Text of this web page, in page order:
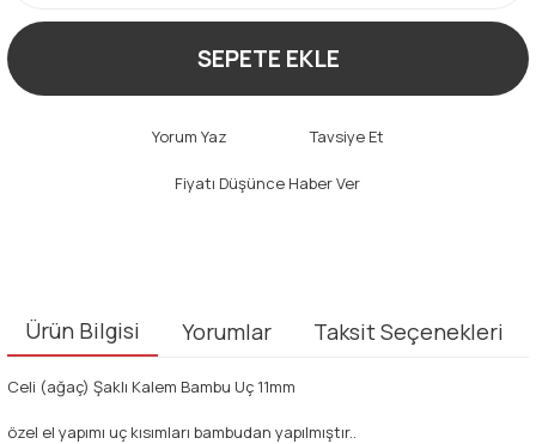
SEPETE EKLE
Yorum Yaz Tavsiye Et
Fiyatı Düşünce Haber Ver
Ürün Bilgisi Yorumlar Taksit Seçenekleri
Celi (ağaç) Şaklı Kalem Bambu Uç 11mm
özel el yapımı uç kısımları bambudan yapılmıştır..